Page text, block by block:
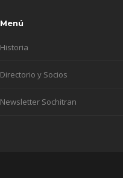
Menú
Historia
Directorio y Socios
Newsletter Sochitran